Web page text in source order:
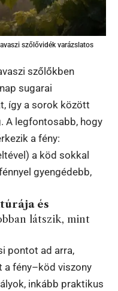
szőlővidék varázslatos
szőlőkben
sugarai
így a sorok között
A legfontosabb, hogy
a fény:
a köd sokkal
gyengédebb,
és
látszik, mint
pontot ad arra,
a fény–köd viszony
inkább praktikus